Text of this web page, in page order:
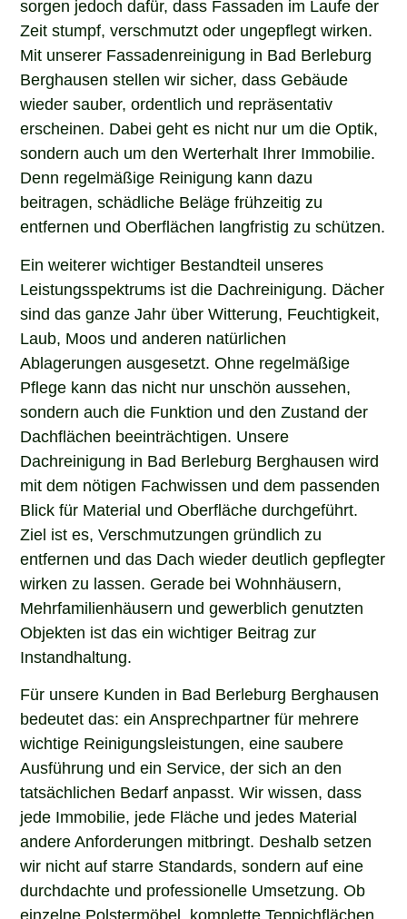
Zeit stumpf, verschmutzt oder ungepflegt wirken.
Mit unserer Fassadenreinigung in Bad Berleburg
Berghausen stellen wir sicher, dass Gebäude
wieder sauber, ordentlich und repräsentativ
erscheinen. Dabei geht es nicht nur um die Optik,
sondern auch um den Werterhalt Ihrer Immobilie.
Denn regelmäßige Reinigung kann dazu
beitragen, schädliche Beläge frühzeitig zu
entfernen und Oberflächen langfristig zu schützen.
Ein weiterer wichtiger Bestandteil unseres
Leistungsspektrums ist die Dachreinigung. Dächer
sind das ganze Jahr über Witterung, Feuchtigkeit,
Laub, Moos und anderen natürlichen
Ablagerungen ausgesetzt. Ohne regelmäßige
Pflege kann das nicht nur unschön aussehen,
sondern auch die Funktion und den Zustand der
Dachflächen beeinträchtigen. Unsere
Dachreinigung in Bad Berleburg Berghausen wird
mit dem nötigen Fachwissen und dem passenden
Blick für Material und Oberfläche durchgeführt.
Ziel ist es, Verschmutzungen gründlich zu
entfernen und das Dach wieder deutlich gepflegter
wirken zu lassen. Gerade bei Wohnhäusern,
Mehrfamilienhäusern und gewerblich genutzten
Objekten ist das ein wichtiger Beitrag zur
Instandhaltung.
Für unsere Kunden in Bad Berleburg Berghausen
bedeutet das: ein Ansprechpartner für mehrere
wichtige Reinigungsleistungen, eine saubere
Ausführung und ein Service, der sich an den
tatsächlichen Bedarf anpasst. Wir wissen, dass
jede Immobilie, jede Fläche und jedes Material
andere Anforderungen mitbringt. Deshalb setzen
wir nicht auf starre Standards, sondern auf eine
durchdachte und professionelle Umsetzung. Ob
einzelne Polstermöbel, komplette Teppichflächen,